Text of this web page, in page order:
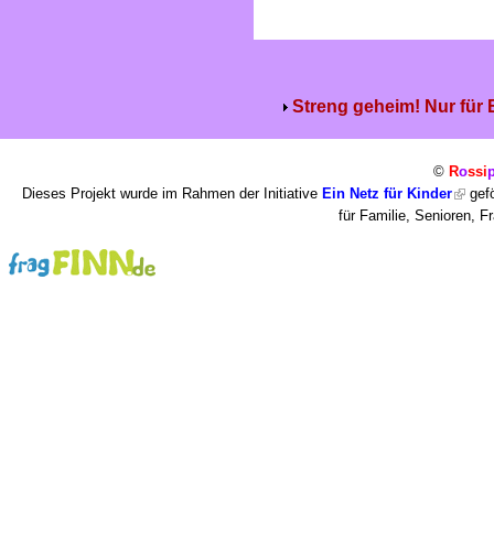
Streng geheim! Nur für
© Rossi
Dieses Projekt wurde im Rahmen der Initiative Ein Netz für Kinder
für Familie, Senioren,